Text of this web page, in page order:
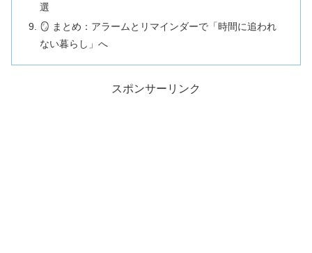
選
🪞 まとめ：アラームとリマインダーで「時間に追われ
ない暮らし」へ
スポンサーリンク